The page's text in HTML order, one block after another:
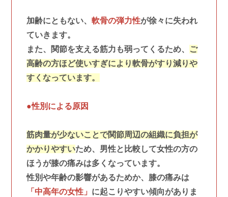
加齢にともない、 軟骨の弾力性が徐々に失われ
ていきます。
また、関節を支える筋力も弱ってくるため、
ご
高齢の方ほど使いすぎにより軟骨がすり減りや
すくなっています。
●性別による原因
筋肉量が少ないことで関節周辺の組織に負担が
かかりやすいため、男性と比較して女性の方の
ほうが膝の痛みは多くなっています。
性別や年齢の影響があるためか、膝の痛みは
「中高年の女性」 に起こりやすい傾向がありま